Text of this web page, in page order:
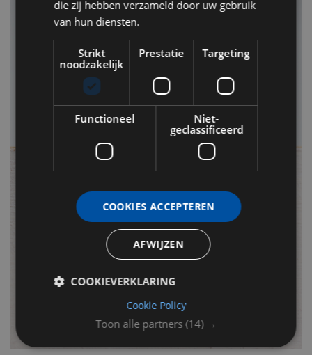
die zij hebben verzameld door uw gebruik
van hun diensten.
Toon alle partners (14) →
Strikt
noodzakelijk
Prestatie Targeting
Functioneel
Niet-
geclassificeerd
COOKIES ACCEPTEREN
AFWIJZEN
COOKIEVERKLARING
Cookie Policy